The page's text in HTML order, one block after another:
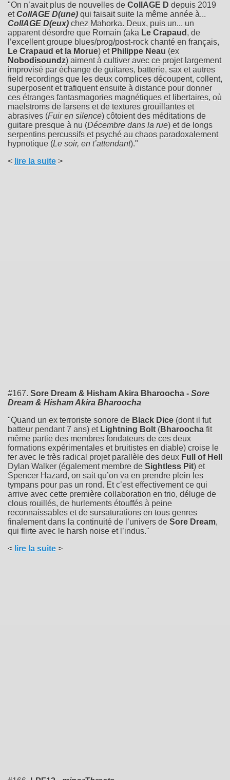
"On n’avait plus de nouvelles de CollAGE D depuis 2019
etCollAGE D(une) qui faisait suite la même année à...
CollAGE D(eux) chez Mahorka. Deux, puis un... un
apparent désordre que Romain (aka Le Crapaud , de
l’excellent groupe blues/prog/post-rock chanté en français,
Le Crapaud et la Morue) et Philippe Neau (ex
Nobodisoundz) aiment à cultiver avec ce projet largement
improvisé par échange de guitares, batterie, sax et autres
field recordings que les deux complices découpent, collent,
superposent et trafiquent ensuite à distance pour donner
ces étranges fantasmagories magnétiques et libertaires, où
maelstroms de larsens et de textures grouillantes et
abrasives (Fuir en silence) côtoient des méditations de
guitare presque à nu (Décembre dans la rue) et de longs
serpentins percussifs et psyché au chaos paradoxalement
hypnotique (Le soir, en t’attendant)."
< lire la suite >
#167. Sore Dream & Hisham Akira Bharoocha - Sore
Dream & Hisham Akira Bharoocha
"Quand un ex terroriste sonore de Black Dice (dont il fut
batteur pendant 7 ans) et Lightning Bolt (Bharoocha fit
même partie des membres fondateurs de ces deux
formations expérimentales et bruitistes en diable) croise le
fer avec le très radical projet parallèle des deux Full of Hell
Dylan Walker (également membre de Sightless Pit) et
Spencer Hazard, on sait qu’on va en prendre plein les
tympans pour pas un rond. Et c’est effectivement ce qui
arrive avec cette première collaboration en trio, déluge de
clous rouillés, de hurlements étouffés à peine
reconnaissables et de sursaturations en tous genres
finalement dans la continuité de l’univers de Sore Dream,
qui flirte avec le harsh noise et l’indus."
< lire la suite >